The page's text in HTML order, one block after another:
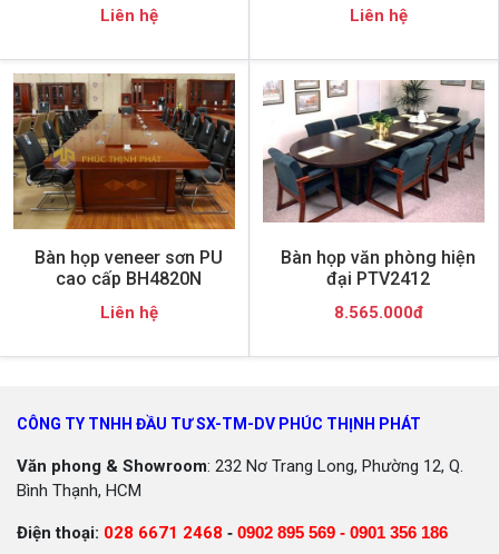
Liên hệ Liên hệ
Bàn họp veneer sơn PU
cao cấp BH4820N
Liên hệ
Bàn họp văn phòng hiện
đại PTV2412
8.565.000đ
CÔNG TY TNHH ĐẦU TƯ SX-TM-DV PHÚC THỊNH PHÁT
Văn phong & Showroom: 232 Nơ Trang Long, Phường 12, Q.
Bình Thạnh, HCM
Điện thoại: 028 6671 2468 - 0902 895 569 - 0901 356 186